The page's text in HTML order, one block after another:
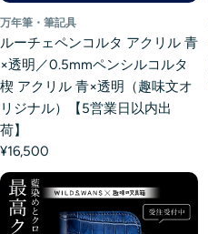
万年筆・筆記具
ルーチェペンコルタ アクリル 青
×透明／0.5mmペンシルコルタ
楔 アクリル 青×透明（趣味文オ
リジナル）【5営業日以内出
荷】
¥16,500